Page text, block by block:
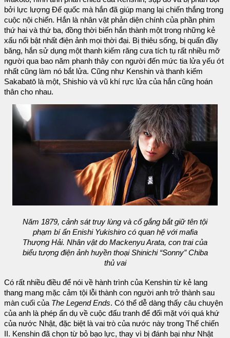
bởi lực lượng Đế quốc mà hắn đã giúp mang lại chiến thắng trong
cuộc nội chiến. Hắn là nhân vật phản diện chính của phần phim
thứ hai và thứ ba, đồng thời biến hắn thành một trong những kẻ
xấu nổi bật nhất điện ảnh mọi thời đại. Bị thiêu sống, bị quấn đầy
băng, hắn sử dụng một thanh kiếm răng cưa tích tụ rất nhiều mỡ
người qua bao năm phanh thây con người đến mức tia lửa yếu ớt
nhất cũng làm nó bắt lửa. Cũng như Kenshin và thanh kiếm
Sakabatō là một, Shishio và vũ khí rực lửa của hắn cũng hoán
thân cho nhau.
Năm 1879, cảnh sát truy lùng và cố gắng bắt giữ tên tội
phạm bí ẩn Enishi Yukishiro có quan hệ với mafia
Thượng Hải. Nhân vật do Mackenyu Arata, con trai của
biểu tượng điện ảnh huyền thoại Shinichi “Sonny” Chiba
thủ vai
Có rất nhiều điều để nói về hành trình của Kenshin từ kẻ lang
thang mang mặc cảm tội lỗi thành con người anh trở thành sau
màn cuối của The Legend Ends. Có thể dễ dàng thấy câu chuyện
của anh là phép ẩn dụ về cuộc đấu tranh để đối mặt với quá khứ
của nước Nhật, đặc biệt là vai trò của nước này trong Thế chiến
II. Kenshin đã chọn từ bỏ bạo lực, thay vì bị đánh bại như Nhật